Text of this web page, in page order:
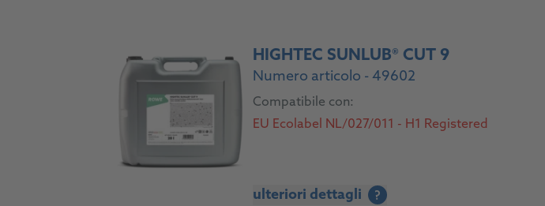
HIGHTEC SUNLUB® CUT 9
Numero articolo - 49602
Compatibile con:
EU Ecolabel NL/027/011 - H1 Registered
ulteriori dettagli ?